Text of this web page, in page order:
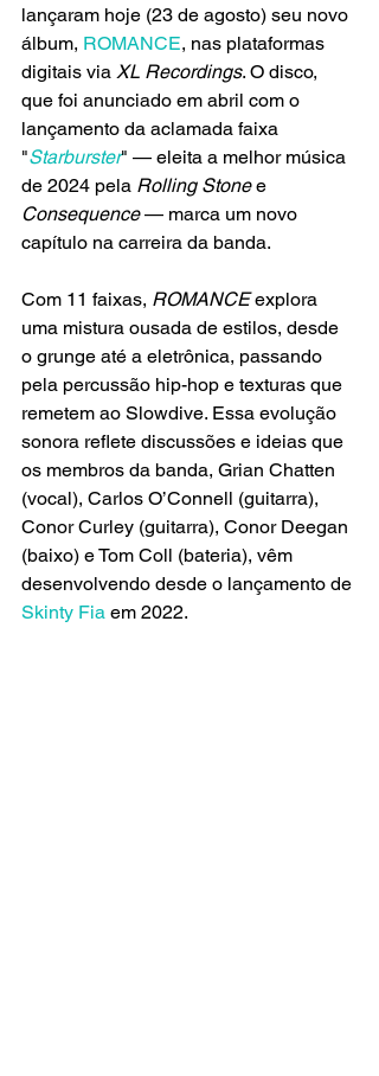
lançaram hoje (23 de agosto) seu novo
álbum, ROMANCE, nas plataformas
digitais via XL Recordings. O disco,
que foi anunciado em abril com o
lançamento da aclamada faixa
"Starburster" — eleita a melhor música
de 2024 pela Rolling Stone e
Consequence — marca um novo
capítulo na carreira da banda.
Com 11 faixas, ROMANCE explora
uma mistura ousada de estilos, desde
o grunge até a eletrônica, passando
pela percussão hip-hop e texturas que
remetem ao Slowdive. Essa evolução
sonora reflete discussões e ideias que
os membros da banda, Grian Chatten
(vocal), Carlos O’Connell (guitarra),
Conor Curley (guitarra), Conor Deegan
(baixo) e Tom Coll (bateria), vêm
desenvolvendo desde o lançamento de
Skinty Fia em 2022.